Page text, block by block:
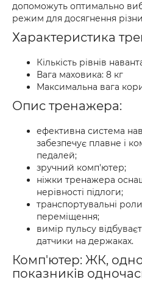
допоможуть оптимально
режим для досягнення
Характеристика
Кількість рівнів
Вага маховика: 8 кг
Максимальна вага
Опис тренажера:
ефективна система
забезпечує плавне і
педалей;
зручний комп'ютер;
ніжки тренажера
нерівності підлоги;
транспортувальні
переміщення;
вимір пульсу
датчики на держаках.
Комп'ютер: ЖК,
показників